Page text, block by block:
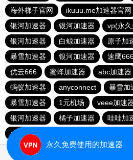
海外梯子官网
ikuuu.me加速器官网
银河加速器
银河加速器
vp(永
银河加速器
白鲸加速器 原子加
暴雪加速器
银河加速器 速鹰
优云666
蜜蜂加速器 abc加速器
蚂蚁加速器
anyconnect 暴雪加
暴雪加速器
1元机场 veee加速
银河加速器
橘子加速器 哇哇加
anyconnect
永久免费使用的加速器